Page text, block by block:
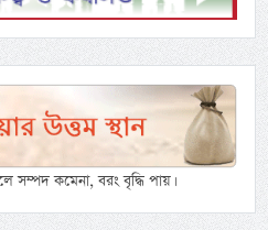
সম্পদ কমেনা, বরং বৃদ্ধি পায়।